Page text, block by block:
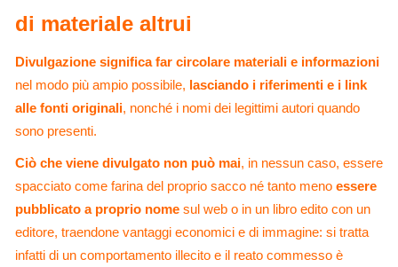
di materiale altrui
Divulgazione significa far circolare materiali e informazioni
nel modo più ampio possibile, lasciando i riferimenti e i link
alle fonti originali, nonché i nomi dei legittimi autori quando
sono presenti.
Ciò che viene divulgato non può mai, in nessun caso, essere
spacciato come farina del proprio sacco né tanto meno essere
pubblicato a proprio nome sul web o in un libro edito con un
editore, traendone vantaggi economici e di immagine: si tratta
infatti di un comportamento illecito e il reato commesso è